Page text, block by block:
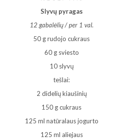
Slyvų pyragas
12 gabalėlių / per 1 val.
50 g rudojo cukraus
60 g sviesto
10 slyvų
tešlai:
2 didelių kiaušinių
150 g cukraus
125 ml natūralaus jogurto
125 ml aliejaus